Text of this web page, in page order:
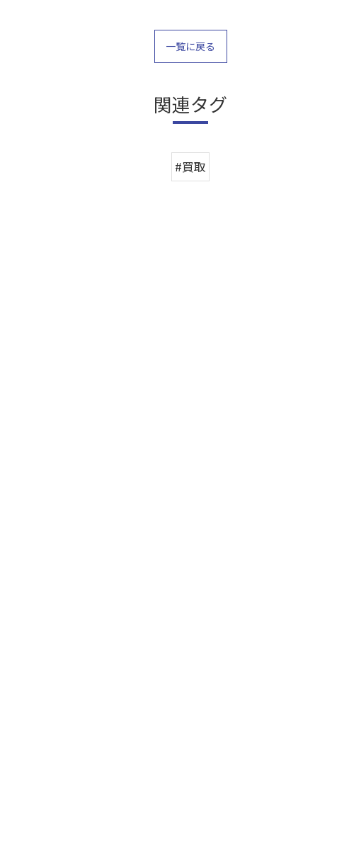
一覧に戻る
関連タグ
#買取